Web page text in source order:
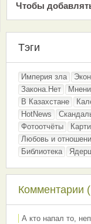
Чтобы
Тэги
Империя зла
Закона.Нет
В Казахстане
HotNews
Фотоотчёты
Любовь и
Библиотека
Комментарии
А кто напал то,